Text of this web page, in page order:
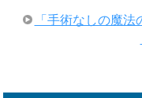
「手術なしの魔